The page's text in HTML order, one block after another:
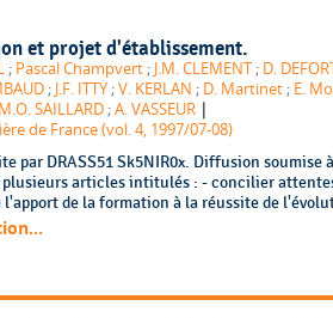
et projet d'établissement.
; Pascal Champvert ; J.M. CLEMENT ; D.
; J.F. ITTY ;V. KERLAN ; D. Martinet ; E.
M.O. SAILLARD ;A. VASSEUR |
de France (vol. 4, 1997/07-08)
par DRASS51 Sk5NIR0x. Diffusion soumise
plusieurs articles intitulés : - concilier
de la formation à la réussite de